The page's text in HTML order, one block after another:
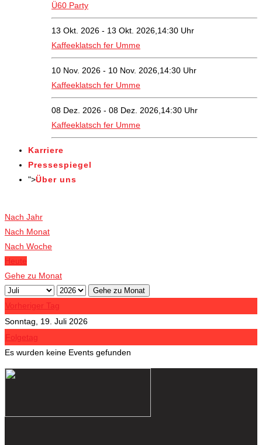
Ü60 Party
13 Okt. 2026 - 13 Okt. 2026,14:30 Uhr
Kaffeeklatsch fer Umme
10 Nov. 2026 - 10 Nov. 2026,14:30 Uhr
Kaffeeklatsch fer Umme
08 Dez. 2026 - 08 Dez. 2026,14:30 Uhr
Kaffeeklatsch fer Umme
Karriere
Pressespiegel
">Über uns
Nach Jahr
Nach Monat
Nach Woche
Heute
Gehe zu Monat
Gehe zu Monat
Vorheriger Tag
Sonntag, 19. Juli 2026
Folgetag
Es wurden keine Events gefunden